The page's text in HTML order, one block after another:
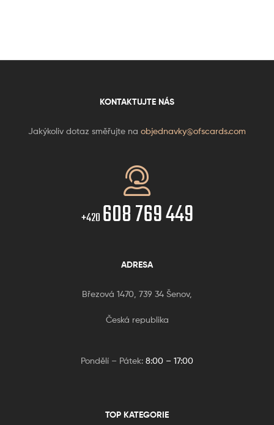
KONTAKTUJTE NÁS
Jakýkoliv dotaz směřujte na objednavky@ofscards.com
+420 608 769 449
ADRESA
Březová 1470, 739 34 Šenov,
Česká republika
Pondělí – Pátek: 8:00 – 17:00
TOP KATEGORIE